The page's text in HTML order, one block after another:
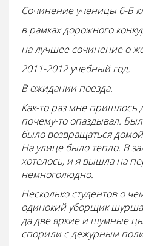
Сочинение ученицы 6-Б
в рамках дорожного
на лучшее сочинение о
2011-2012 учебный год.
В ожидании поезда.
Как-то раз мне пришлось
почему-то опаздывал.
было возвращаться
На улице было тепло. В
хотелось, и я вышла на
немноголюдно.
Несколько студентов о
одинокий уборщик
да две яркие и шумные
спорили с дежурным